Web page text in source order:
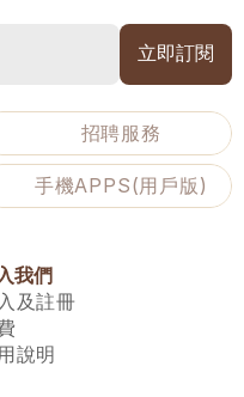
招聘服務
手機APPS(用戶版)
我們
及註冊
說明